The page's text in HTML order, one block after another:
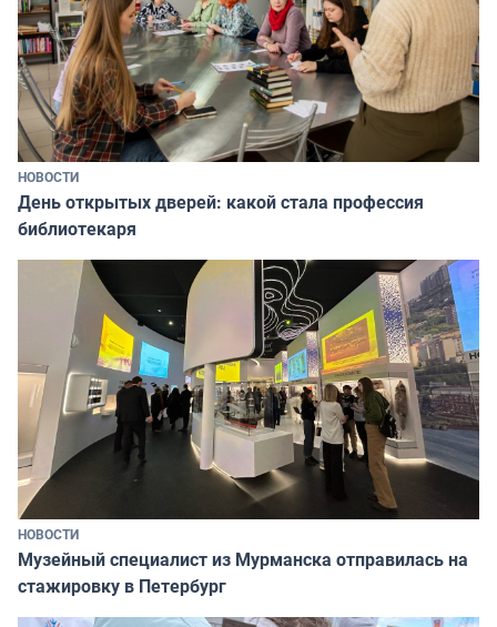
НОВОСТИ
День открытых дверей: какой стала профессия
библиотекаря
НОВОСТИ
Музейный специалист из Мурманска отправилась на
стажировку в Петербург